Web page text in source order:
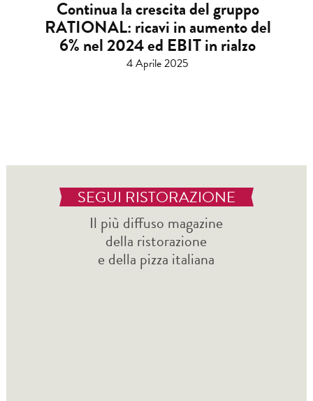
Continua la crescita del gruppo
RATIONAL: ricavi in aumento del
6% nel 2024 ed EBIT in rialzo
4 Aprile 2025
SEGUI RISTORAZIONE
Il più diffuso magazine
della ristorazione
e della pizza italiana